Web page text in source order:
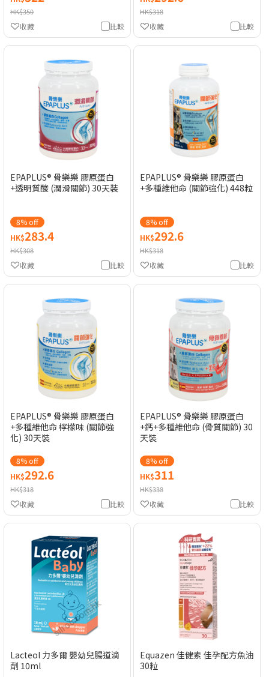
HK$350
比較
收藏
HK$318
比較
收藏
EPAPLUS® 骨樂樂 膠原蛋白
+透明質酸 (潤滑關節) 30天裝
8% off
HK$283.4
HK$308
比較
收藏
EPAPLUS® 骨樂樂 膠原蛋白
+多種維他命 (關節強化) 448粒
8% off
HK$292.6
HK$318
比較
收藏
EPAPLUS® 骨樂樂 膠原蛋白
+多種維他命 檸檬味 (關節強
化) 30天裝
8% off
HK$292.6
HK$318
比較
收藏
EPAPLUS® 骨樂樂 膠原蛋白
+鈣+多種維他命 (骨質關節) 30
天裝
8% off
HK$311
HK$338
比較
收藏
Lacteol 力多爾 嬰幼兒腸道滴
劑 10ml
Equazen 佳健素 佳孕配方魚油
30粒